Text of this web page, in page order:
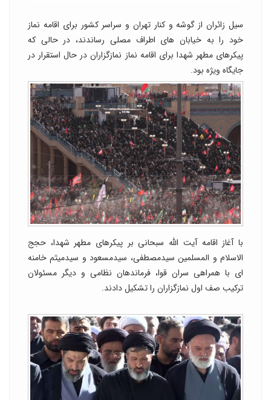
سیل زائران از گوشه و کنار تهران و سراسر کشور برای اقامه نماز
خود را به خیابان های اطراف مصلی رساندند، در حالی که
پیکرهای مطهر شهدا برای اقامه نماز نمازگزاران در حال استقرار در
جایگاه ویژه بود.
با آغاز اقامه آیت الله سبحانی بر پیکرهای مطهر شهدا، حجج
الاسلام و المسلمین سیدمصطفی، سیدمسعود و سیدمیثم خامنه
ای با همراهی سران قوا، فرماندهان نظامی و دیگر مسئولان
ترکیب صف اول نمازگزاران را تشکیل دادند.